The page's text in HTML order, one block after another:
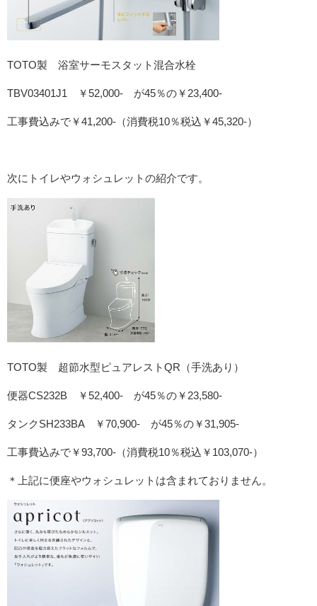
TOTO製 浴室サーモスタット混合水栓
TBV03401J1 ￥52,000‐ が45％の￥23,400‐
工事費込みで￥41,200‐（消費税10％税込￥45,320‐）
次にトイレやウォシュレットの紹介です。
TOTO製 超節水型ピュアレストQR（手洗あり）
便器CS232B ￥52,400‐ が45％の￥23,580‐
タンクSH233BA ￥70,900‐ が45％の￥31,905‐
工事費込みで￥93,700‐（消費税10％税込￥103,070‐）
＊上記に便座やウォシュレットは含まれておりません。